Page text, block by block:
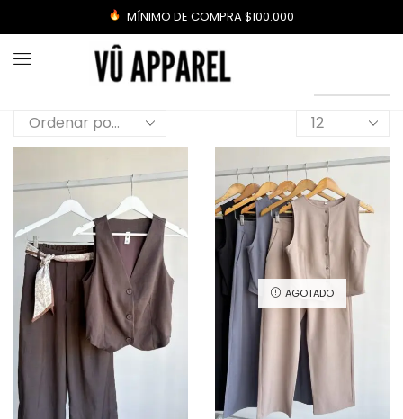
MÍNIMO DE COMPRA $100.000
AGOTADO